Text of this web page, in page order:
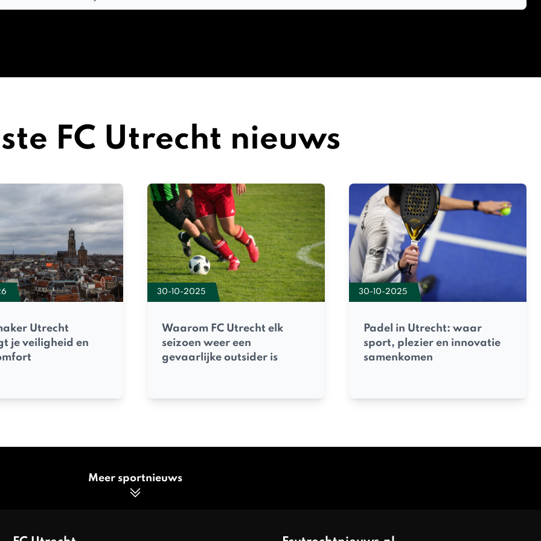
FC Utrecht nieuws
Utrecht
je veiligheid en
30-10-2025
Waarom FC Utrecht elk
seizoen weer een
gevaarlijke outsider is
30-10-2025
Padel in Utrecht: waar
sport, plezier en innovatie
samenkomen
Meer sportnieuws